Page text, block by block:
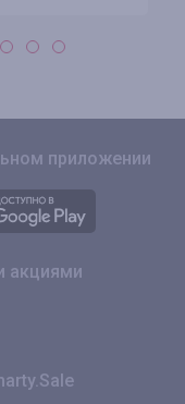
приложении
акциями